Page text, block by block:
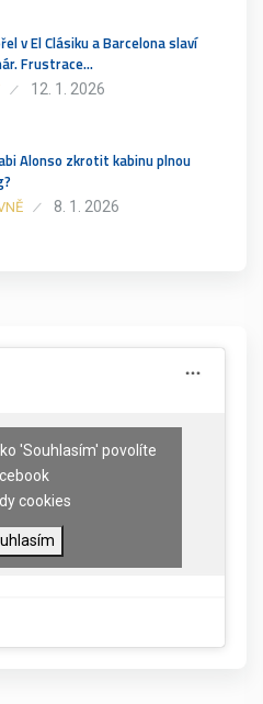
v El Clásiku a Barcelona slaví
Frustrace…
12. 1. 2026
Alonso zkrotit kabinu plnou
8. 1. 2026
'Souhlasím' povolíte
cookies